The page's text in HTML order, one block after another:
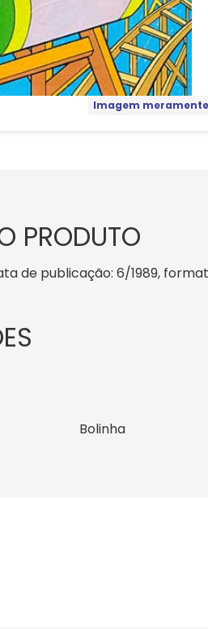
Imagem
PRODUTO
de publicação: 6/1989,
Bolinha